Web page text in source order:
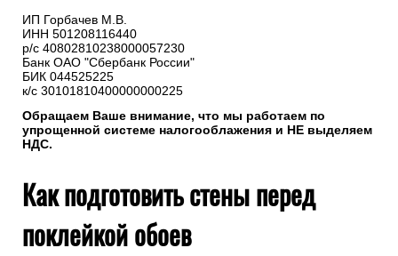
ИП Горбачев М.В.
ИНН 501208116440
р/с 40802810238000057230
Банк ОАО "Сбербанк России"
БИК 044525225
к/с 30101810400000000225
Обращаем Ваше внимание, что мы работаем по
упрощенной системе налогооблажения и НЕ выделяем
НДС.
Как подготовить стены перед
поклейкой обоев